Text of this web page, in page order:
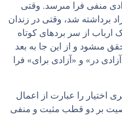
منفى فرا مى‏رسد. وقتى
برداشته شد، وقتى در زندان
ارباب از سر برده‏اى کوتاه
مى‏شود و از این جا به بعد
در» و «آزادى براى» فرا
اختیار را عبارت از اعمال
بر دو قطب مثبت و منفى